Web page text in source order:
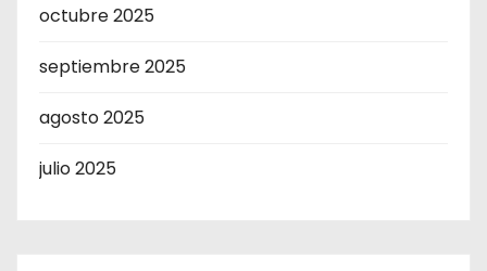
octubre 2025
septiembre 2025
agosto 2025
julio 2025